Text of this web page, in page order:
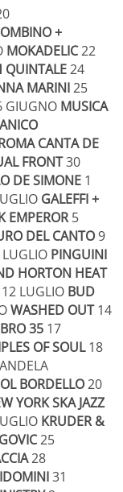
+
MOKADELIC22
QUINTALE24
MARINI25
GIUGNO MUSICA
CANTA DE
FRONT30
DE SIMONE 1
GALEFFI +
EMPEROR5
DEL CANTO9
PINGUINI
HORTON HEAT
LUGLIO BUD
WASHED OUT14
35 17
OF SOUL18
BORDELLO20
YORK SKA JAZZ
KRUDER &
25
28
31